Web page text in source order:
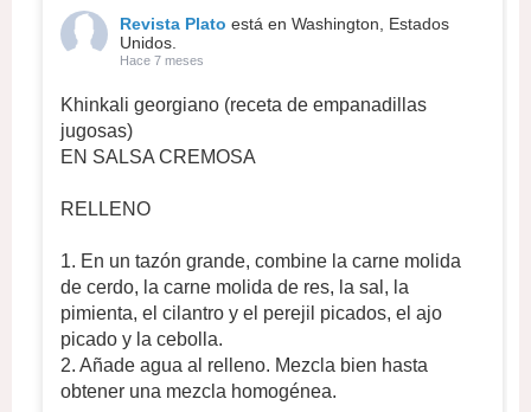
Revista Plato está en Washington, Estados
Unidos.
Hace 7 meses
Khinkali georgiano (receta de empanadillas
jugosas)
EN SALSA CREMOSA
RELLENO
1. En un tazón grande, combine la carne molida
de cerdo, la carne molida de res, la sal, la
pimienta, el cilantro y el perejil picados, el ajo
picado y la cebolla.
2. Añade agua al relleno. Mezcla bien hasta
obtener una mezcla homogénea.